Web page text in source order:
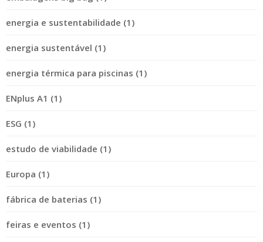
energia e sustentabilidade (1)
energia sustentável (1)
energia térmica para piscinas (1)
ENplus A1 (1)
ESG (1)
estudo de viabilidade (1)
Europa (1)
fábrica de baterias (1)
feiras e eventos (1)